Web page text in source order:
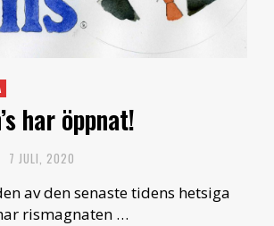
har öppnat!
7 JULI, 2020
av den senaste tidens hetsiga
rismagnaten …